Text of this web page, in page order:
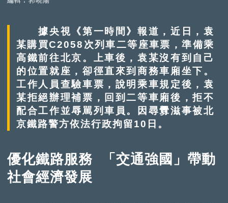
據央視《第一時間》報道，近日，袁
某購買C2058次列車二等座車票，準備乘
高鐵前往北京。上車後，袁某沒有到自己
的位置就座，卻徑直來到商務車廂坐下。
工作人員查驗車票，說明乘車規定後，袁
某拒絕辦理補票，回到二等車廂後，拒不
配合工作並辱駡列車員。因尋釁滋事被北
京鐵路警方依法行政拘留10日。
優化鐵路服務 「交通強國」帶動
社會經濟發展